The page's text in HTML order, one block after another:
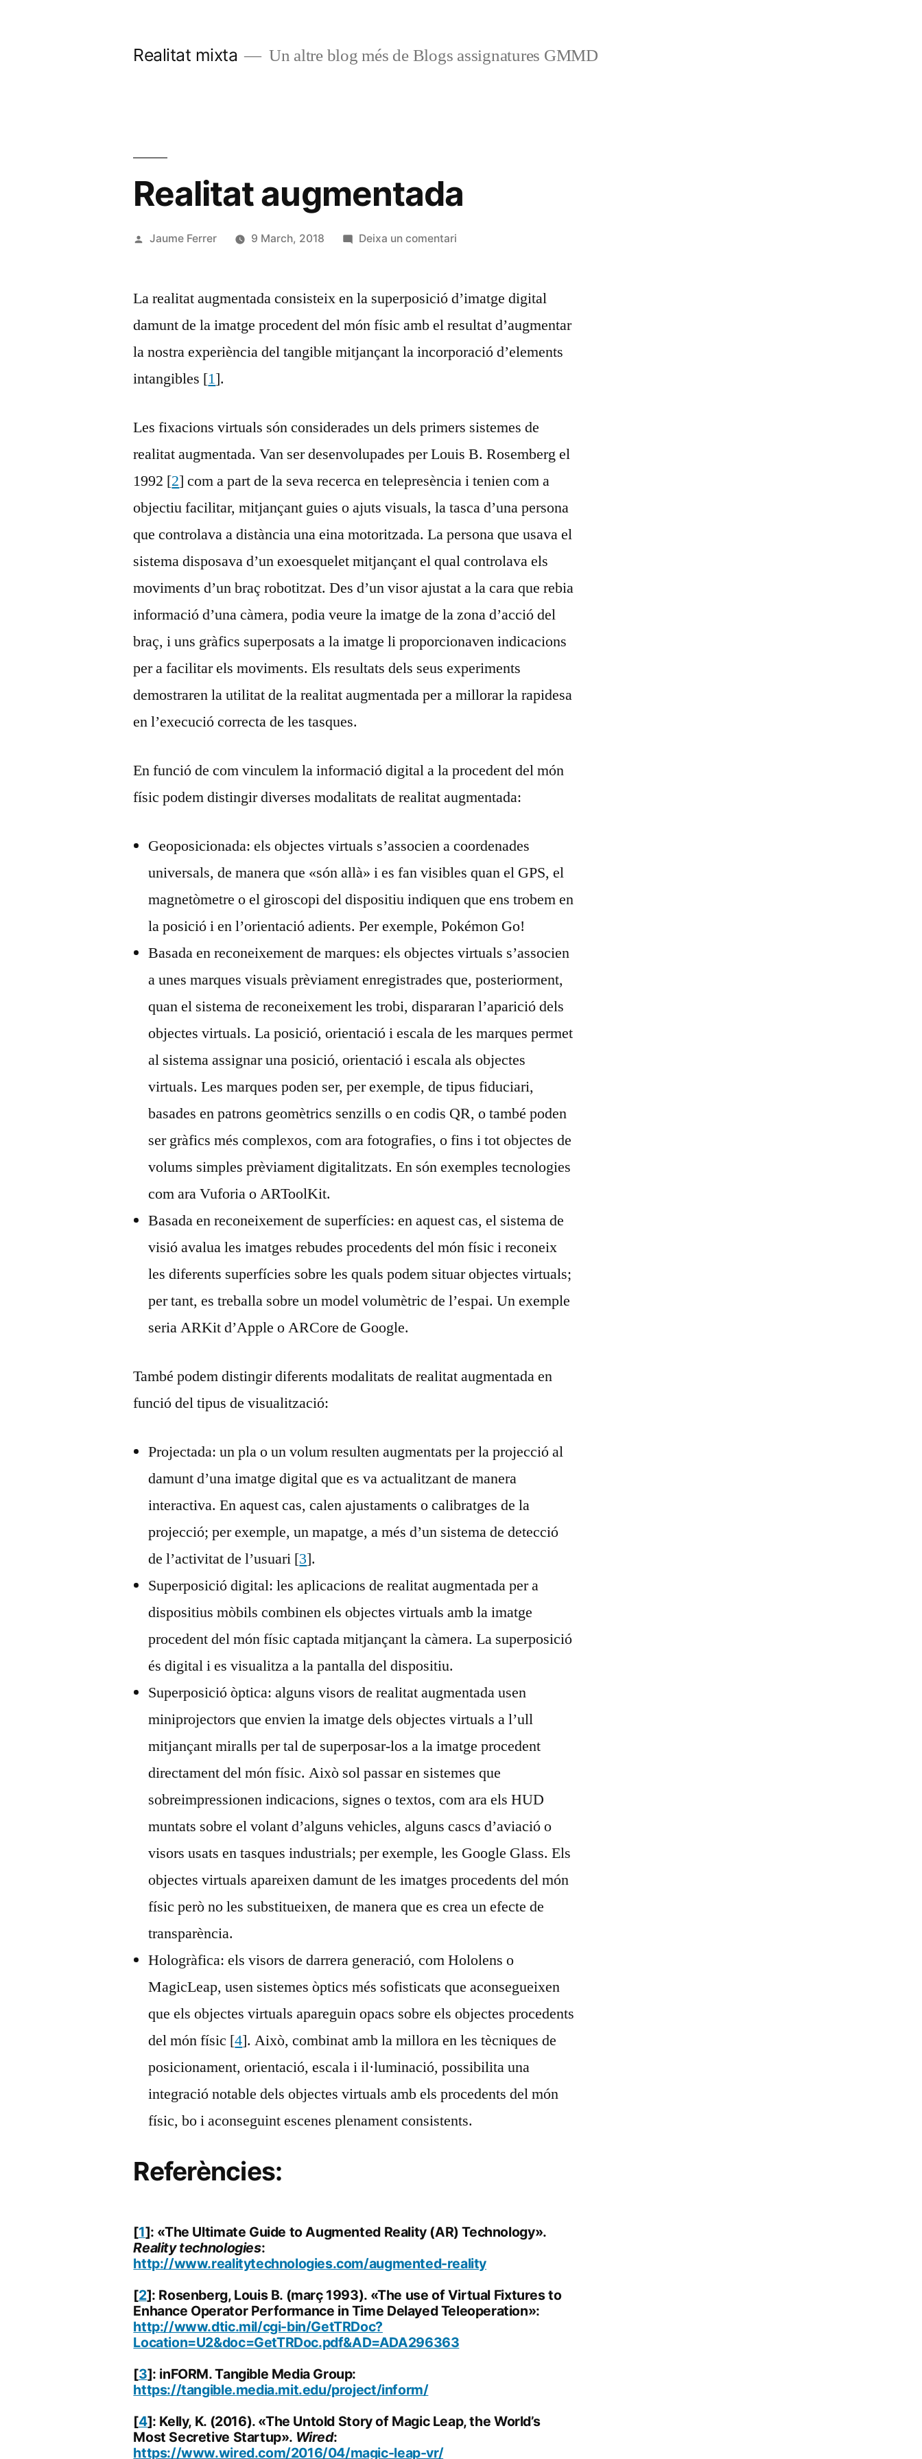
Realitat mixta Un altre blog més de Blogs assignatures GMMD
Realitat augmentada
Publicat
Jaume Ferrer 9 March, 2018 Deixa un comentaria
La realitat augmentada consisteix en la superposició d’imatge digital
damunt de la imatge procedent del món físic amb el resultat d’augmentar
la nostra experiència del tangible mitjançant la incorporació d’elements
intangibles [1].
Les fixacions virtuals són considerades un dels primers sistemes de
realitat augmentada. Van ser desenvolupades per Louis B. Rosemberg el
1992 [2] com a part de la seva recerca en telepresència i tenien com a
objectiu facilitar, mitjançant guies o ajuts visuals, la tasca d’una persona
que controlava a distància una eina motoritzada. La persona que usava el
sistema disposava d’un exoesquelet mitjançant el qual controlava els
moviments d’un braç robotitzat. Des d’un visor ajustat a la cara que rebia
informació d’una càmera, podia veure la imatge de la zona d’acció del
braç, i uns gràfics superposats a la imatge li proporcionaven indicacions
per a facilitar els moviments. Els resultats dels seus experiments
demostraren la utilitat de la realitat augmentada per a millorar la rapidesa
en l’execució correcta de les tasques.
En funció de com vinculem la informació digital a la procedent del món
físic podem distingir diverses modalitats de realitat augmentada:
Geoposicionada: els objectes virtuals s’associen a coordenades
universals, de manera que «són allà» i es fan visibles quan el GPS, el
magnetòmetre o el giroscopi del dispositiu indiquen que ens trobem en
la posició i en l’orientació adients. Per exemple, Pokémon Go!
Basada en reconeixement de marques: els objectes virtuals s’associen
a unes marques visuals prèviament enregistrades que, posteriorment,
quan el sistema de reconeixement les trobi, dispararan l’aparició dels
objectes virtuals. La posició, orientació i escala de les marques permet
al sistema assignar una posició, orientació i escala als objectes
virtuals. Les marques poden ser, per exemple, de tipus fiduciari,
basades en patrons geomètrics senzills o en codis QR, o també poden
ser gràfics més complexos, com ara fotografies, o fins i tot objectes de
volums simples prèviament digitalitzats. En són exemples tecnologies
com ara Vuforia o ARToolKit.
Basada en reconeixement de superfícies: en aquest cas, el sistema de
visió avalua les imatges rebudes procedents del món físic i reconeix
les diferents superfícies sobre les quals podem situar objectes virtuals;
per tant, es treballa sobre un model volumètric de l’espai. Un exemple
seria ARKit d’Apple o ARCore de Google.
També podem distingir diferents modalitats de realitat augmentada en
funció del tipus de visualització:
Projectada: un pla o un volum resulten augmentats per la projecció al
damunt d’una imatge digital que es va actualitzant de manera
interactiva. En aquest cas, calen ajustaments o calibratges de la
projecció; per exemple, un mapatge, a més d’un sistema de detecció
de l’activitat de l’usuari [3].
Superposició digital: les aplicacions de realitat augmentada per a
dispositius mòbils combinen els objectes virtuals amb la imatge
procedent del món físic captada mitjançant la càmera. La superposició
és digital i es visualitza a la pantalla del dispositiu.
Superposició òptica: alguns visors de realitat augmentada usen
miniprojectors que envien la imatge dels objectes virtuals a l’ull
mitjançant miralls per tal de superposar-los a la imatge procedent
directament del món físic. Això sol passar en sistemes que
sobreimpressionen indicacions, signes o textos, com ara els HUD
muntats sobre el volant d’alguns vehicles, alguns cascs d’aviació o
visors usats en tasques industrials; per exemple, les Google Glass. Els
objectes virtuals apareixen damunt de les imatges procedents del món
físic però no les substitueixen, de manera que es crea un efecte de
transparència.
Hologràfica: els visors de darrera generació, com Hololens o
MagicLeap, usen sistemes òptics més sofisticats que aconsegueixen
que els objectes virtuals apareguin opacs sobre els objectes procedents
del món físic [4]. Això, combinat amb la millora en les tècniques de
posicionament, orientació, escala i il·luminació, possibilita una
integració notable dels objectes virtuals amb els procedents del món
físic, bo i aconseguint escenes plenament consistents.
Referències:
[1]: «The Ultimate Guide to Augmented Reality (AR) Technology».
Reality technologies:
http://www.realitytechnologies.com/augmented-reality
[2]: Rosenberg, Louis B. (març 1993). «The use of Virtual Fixtures to
Enhance Operator Performance in Time Delayed Teleoperation»:
http://www.dtic.mil/cgi-bin/GetTRDoc?
Location=U2&doc=GetTRDoc.pdf&AD=ADA296363
[3]: inFORM. Tangible Media Group:
https://tangible.media.mit.edu/project/inform/
[4]: Kelly, K. (2016). «The Untold Story of Magic Leap, the World’s
Most Secretive Startup». Wired:
https://www.wired.com/2016/04/magic-leap-vr/